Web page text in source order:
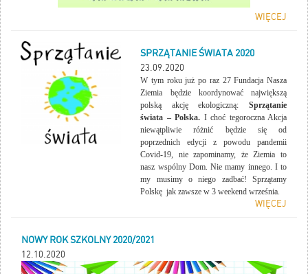
WIĘCEJ
SPRZĄTANIE ŚWIATA 2020
23.09.2020
W tym roku już po raz 27 Fundacja Nasza
Ziemia będzie koordynować największą
polską akcję ekologiczną: Sprzątanie
świata – Polska. I choć tegoroczna Akcja
niewątpliwie różnić będzie się od
poprzednich edycji z powodu pandemii
Covid-19, nie zapominamy, że Ziemia to
nasz wspólny Dom. Nie mamy innego. I to
my musimy o niego zadbać! Sprzątamy
Polskę jak zawsze w 3 weekend września.
WIĘCEJ
NOWY ROK SZKOLNY 2020/2021
12.10.2020